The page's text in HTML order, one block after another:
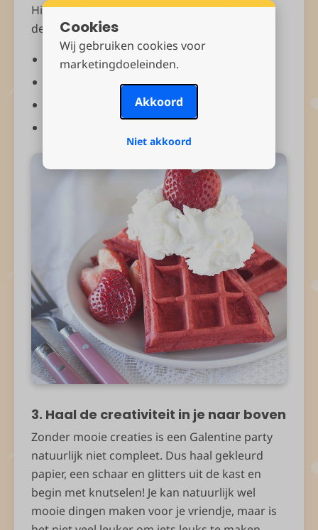
Hieronder vind je enkele lekkere ideeën voor
de perfecte Galentine traktaties.
Hartjes cupcakes
Roze champagne truffels (engels)
Heerlijke frambozentaart
3. Haal de creativiteit in je naar boven
Zonder mooie creaties is een Galentine party
natuurlijk niet compleet. Dus haal gekleurd
papier, een schaar en glitters uit de kast en
begin met knutselen! Je kan natuurlijk wel
mooie dingen maken voor je vriendje, maar is
Cookies
Wij gebruiken cookies voor
marketingdoeleinden.
Akkoord
Niet akkoord